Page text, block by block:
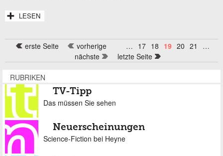
LESEN
Seiten
erste Seite vorherige … 17 18 19 20 21
…
nächste
letzte Seite
RUBRIKEN
TV-Tipp
Das müssen Sie sehen
Neuerscheinungen
Science-Fiction bei Heyne